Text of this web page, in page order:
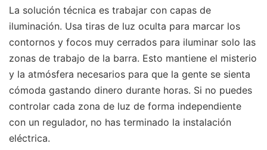
La solución técnica es trabajar con capas de
iluminación. Usa tiras de luz oculta para marcar los
contornos y focos muy cerrados para iluminar solo las
zonas de trabajo de la barra. Esto mantiene el misterio
y la atmósfera necesarios para que la gente se sienta
cómoda gastando dinero durante horas. Si no puedes
controlar cada zona de luz de forma independiente
con un regulador, no has terminado la instalación
eléctrica.